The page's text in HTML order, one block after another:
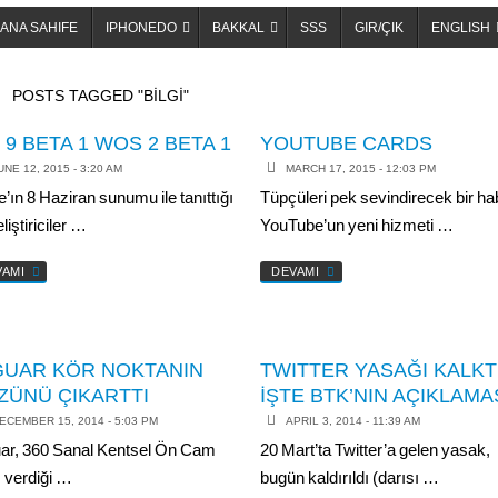
ANA SAHIFE IPHONEDO BAKKAL SSS GIR/ÇIK ENGLISH
POSTS TAGGED "BİLGİ"
9 BETA 1 WOS 2 BETA 1
12, 2015 - 3:20 AM
8 Haziran sunumu ile tanıttığı
…
YOUTUBE CARDS
MARCH 17, 2015 - 12:03 PM
Tüpçüleri pek sevindirecek bir
YouTube’un yeni hizmeti …
DEVAMI
KÖR NOKTANIN
ÇIKARTTI
15, 2014 - 5:03 PM
360 Sanal Kentsel Ön Cam
verdiği …
TWITTER YASAĞI
İŞTE BTK’NIN
APRIL 3, 2014 - 11:39 AM
20 Mart’ta Twitter’a gelen yasak,
bugün kaldırıldı (darısı …